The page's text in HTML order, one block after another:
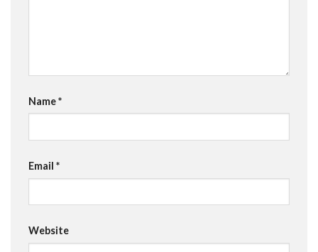
Name*
Email *
Website